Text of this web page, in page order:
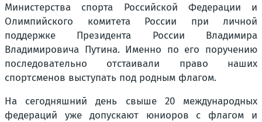
Министерства спорта Российской Федерации и
Олимпийского комитета России при личной
поддержке Президента России Владимира
Владимировича Путина. Именно по его поручению
последовательно отстаивали право наших
спортсменов выступать под родным флагом.
На сегодняшний день свыше 20 международных
федераций уже допускают юниоров с флагом и